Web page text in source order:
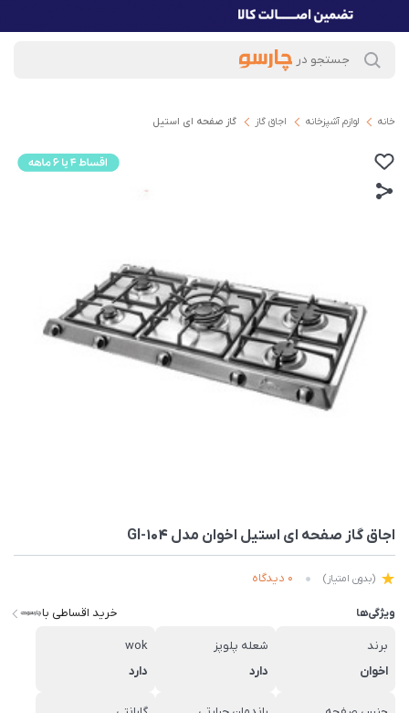
خانه لوازم آشپزخانه اجاق گاز گاز صفحه ای استیل
اجاق گاز صفحه ای استیل اخوان مدل GI-104
(بدون امتیاز) 0 دیدگاه
ویژگی‌ها خرید اقساطی با
برند
اخوان
شعله پلوپز
دارد
wok
دارد